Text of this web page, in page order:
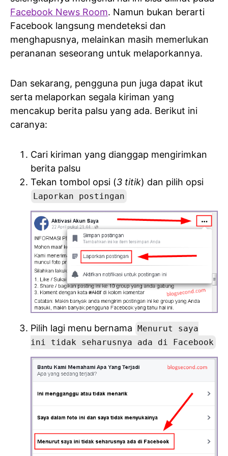
Facebook News Room. Namun bukan berarti
Facebook langsung mendeteksi dan
menghapusnya, melainkan masih memerlukan
perananan seseorang untuk melaporkannya.
Dan sekarang, pengguna pun juga dapat ikut
serta melaporkan segala kiriman yang
mencakup berita palsu yang ada. Berikut ini
caranya:
Cari kiriman yang dianggap mengirimkan
berita palsu
Tekan tombol opsi (3 titik) dan pilih opsi
Laporkan postingan
Pilih lagi menu bernama Menurut saya
ini tidak seharusnya ada di Facebook